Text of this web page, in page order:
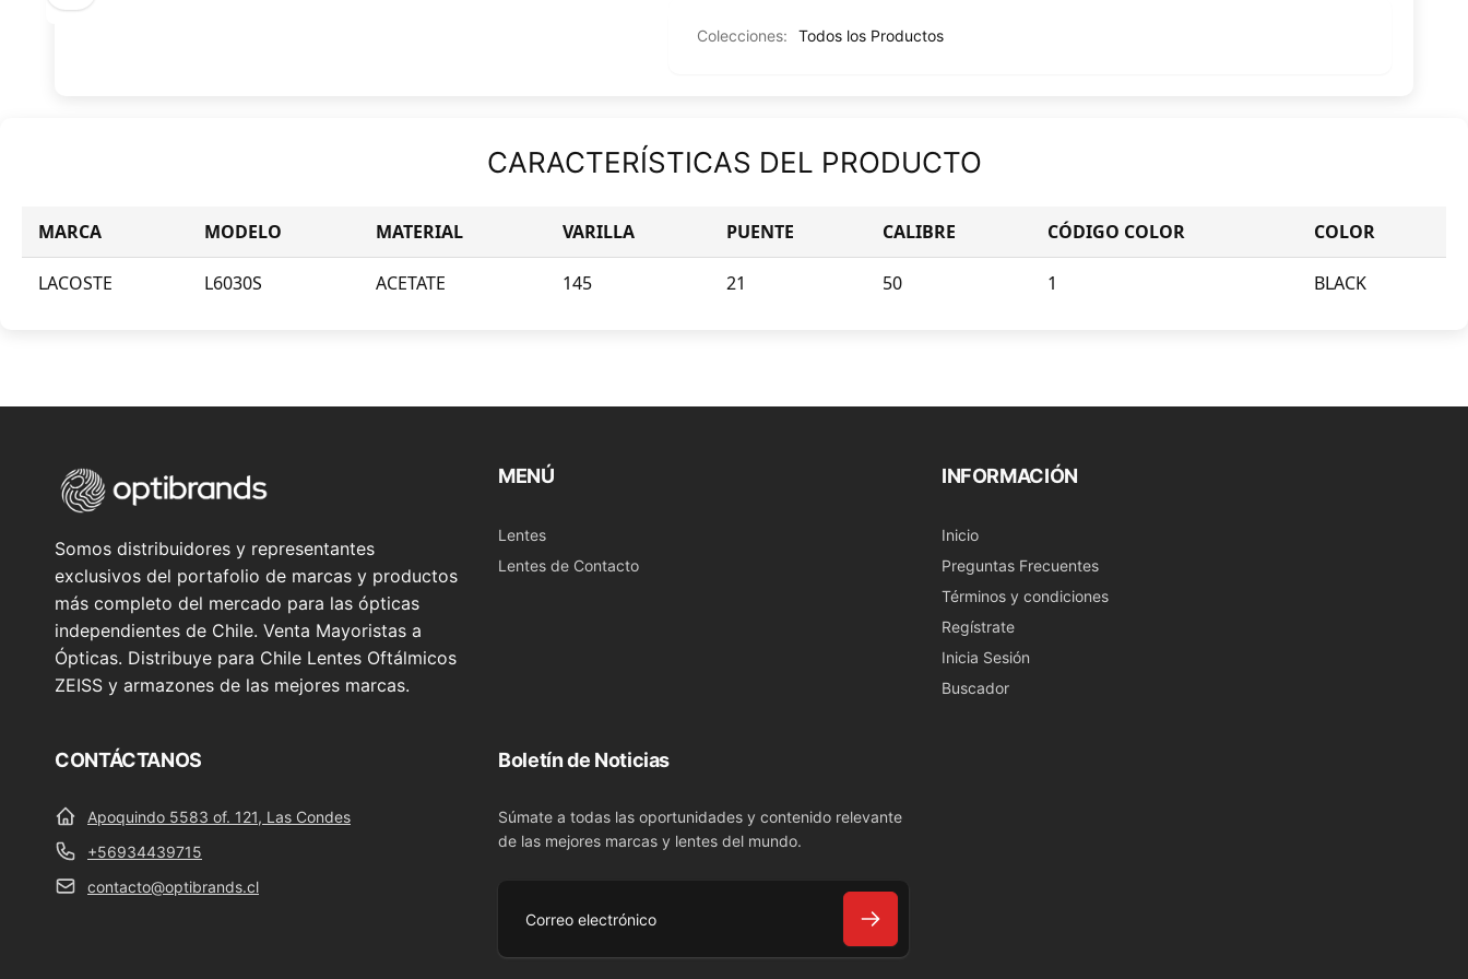
Colecciones: Todos los Productos
CARACTERÍSTICAS DEL PRODUCTO
MARCA MODELO MATERIAL VARILLA PUENTE CALIBRE CÓDIGO COLOR COLOR
LACOSTE L6030S ACETATE 145 21 50 1 BLACK
Somos distribuidores y representantes
exclusivos del portafolio de marcas y productos
más completo del mercado para las ópticas
independientes de Chile. Venta Mayoristas a
Ópticas. Distribuye para Chile Lentes Oftálmicos
ZEISS y armazones de las mejores marcas.
MENÚ
Lentes
Lentes de Contacto
INFORMACIÓN
Inicio
Preguntas Frecuentes
Términos y condiciones
Regístrate
Inicia Sesión
Buscador
CONTÁCTANOS
Apoquindo 5583 of. 121, Las Condes
+56934439715
contacto@optibrands.cl
Boletín de Noticias
Súmate a todas las oportunidades y contenido relevante
de las mejores marcas y lentes del mundo.
C